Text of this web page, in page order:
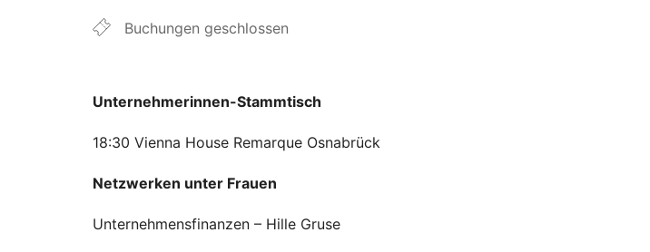
Buchungen geschlossen
Unternehmerinnen-Stammtisch
18:30 Vienna House Remarque Osnabrück
Netzwerken unter Frauen
Unternehmensfinanzen – Hille Gruse